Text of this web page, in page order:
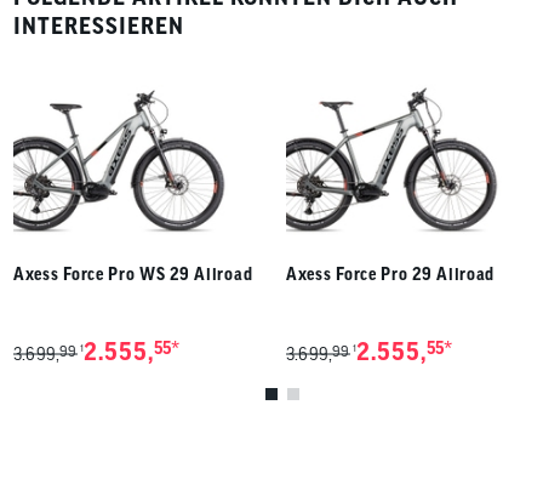
INTERESSIEREN
Axess Force Pro WS 29 Allroad
3.699,99 12.555,55*
Axess Force Pro 29 Allroad
3.699,99 12.555,55*